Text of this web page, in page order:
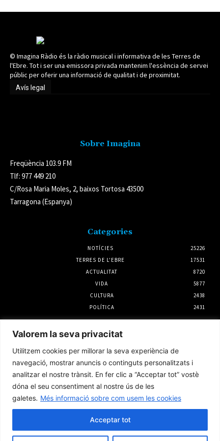
Valorem la seva privacitat
Utilitzem cookies per millorar la seva experiència de
navegació, mostrar anuncis o continguts personalitzats i
analitzar el nostre trànsit. En fer clic a “Acceptar tot” vostè
dóna el seu consentiment al nostre ús de les
galetes. Més informació sobre com usem les cookies
Acceptar tot
© Imagina Ràdio és la ràdio musical i informativa de les Terres de
l'Ebre. Tot i ser una emissora privada mantenim l'essència de servei
públic per oferir una informació de qualitat i de proximitat.
Avís legal
Sobre Imagina
Freqüència 103.9 FM
Tlf: 977 449 210
C/Rosa Maria Moles, 2, baixos Tortosa 43500
Tarragona (Espanya)
Categories
NOTÍCIES
25226
TERRES DE L'EBRE
17531
ACTUALITAT
8720
VIDA
5877
CULTURA
2438
POLÍTICA
2431
Notícies
Mas de Barberans acollirà el Concert
Narratiu de Dona i Essència Terres de l’Ebre
6 agost 2026
Tortosa organitza un programa d’activitats
al fortí d’Orleans per a la tarda de l’eclipsi
4 agost 2026